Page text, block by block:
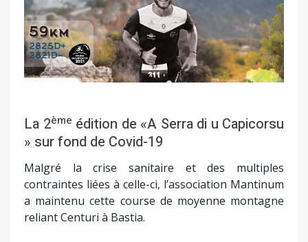
La 2ème édition de «A Serra di u Capicorsu
» sur fond de Covid-19
Malgré la crise sanitaire et des multiples
contraintes liées à celle-ci, l’association Mantinum
a maintenu cette course de moyenne montagne
reliant Centuri à Bastia.